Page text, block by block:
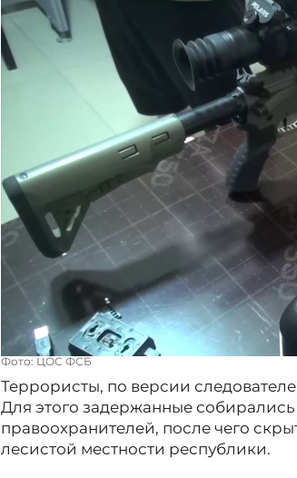
Фото: ЦОС ФСБ
Террористы, по версии
Для этого задержанные
правоохранителей, после чего
лесистой местности республики.